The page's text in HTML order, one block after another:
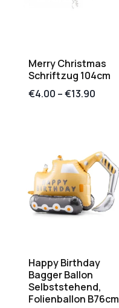
Merry Christmas
Schriftzug 104cm
€4.00 –€13.90
Happy Birthday
Bagger Ballon
Selbststehend,
Folienballon B76cm